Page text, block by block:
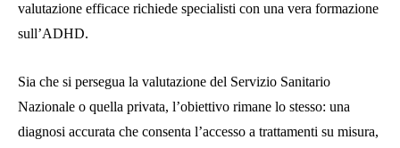
valutazione efficace richiede specialisti con una vera formazione
sull’ADHD.
Sia che si persegua la valutazione del Servizio Sanitario
Nazionale o quella privata, l’obiettivo rimane lo stesso: una
diagnosi accurata che consenta l’accesso a trattamenti su misura,